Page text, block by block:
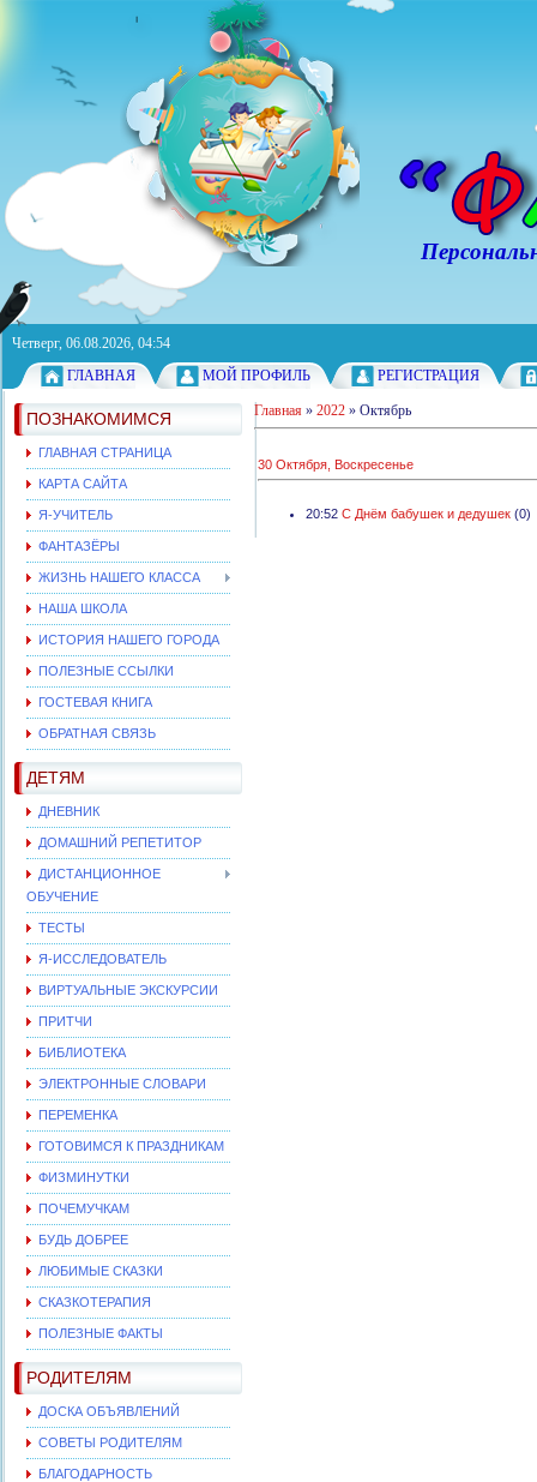
Персональный
Четверг, 06.08.2026, 04:54
ГЛАВНАЯ
МОЙ ПРОФИЛЬ РЕГИСТРАЦИЯ
ПОЗНАКОМИМСЯ
ГЛАВНАЯ СТРАНИЦА
КАРТА САЙТА
Я-УЧИТЕЛЬ
ФАНТАЗЁРЫ
ЖИЗНЬ НАШЕГО КЛАССА
НАША ШКОЛА
ИСТОРИЯ НАШЕГО ГОРОДА
ПОЛЕЗНЫЕ ССЫЛКИ
ГОСТЕВАЯ КНИГА
ОБРАТНАЯ СВЯЗЬ
ДЕТЯМ
ДНЕВНИК
ДОМАШНИЙ РЕПЕТИТОР
ДИСТАНЦИОННОЕ
ОБУЧЕНИЕ
ТЕСТЫ
Я-ИССЛЕДОВАТЕЛЬ
ВИРТУАЛЬНЫЕ ЭКСКУРСИИ
ПРИТЧИ
БИБЛИОТЕКА
ЭЛЕКТРОННЫЕ СЛОВАРИ
ПЕРЕМЕНКА
ГОТОВИМСЯ К ПРАЗДНИКАМ
ФИЗМИНУТКИ
ПОЧЕМУЧКАМ
БУДЬ ДОБРЕЕ
ЛЮБИМЫЕ СКАЗКИ
СКАЗКОТЕРАПИЯ
ПОЛЕЗНЫЕ ФАКТЫ
РОДИТЕЛЯМ
ДОСКА ОБЪЯВЛЕНИЙ
СОВЕТЫ РОДИТЕЛЯМ
БЛАГОДАРНОСТЬ
Главная » 2022 » Октябрь
30 Октября, Воскресенье
20:52 С Днём бабушек и дедушек (0)